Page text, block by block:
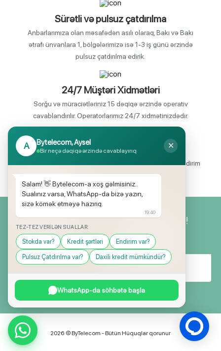
Sürətli və pulsuz çatdırılma
Anbarlarımıza olan məsafədən asılı olaraq, Bakı və Bakı
ətrafı ünvanlara 1, bölgələrimizə isə 1-3 iş günü ərzində
pulsuz çatdırılma edirik.
24/7 Müştəri Xidmətləri
Sorğu və müraciətləriniz 15 dəqiqə ərzində operativ
cavablandırılır. Operatorlarımız 24/7 xidmətinizdədir.
Endirimli məhsul seçimi
Mağazalarımızda mütəmadi olaraq, yüksək məbləğli endirim
və hədiyyə kampaniyaları keçirilir.
Yeniliklərimizdən ilk siz xəbərdar olun!
2026 © ByTelecom - Bütün Hüquqlar qorunur
A Bytelecom, Aysel
Bir neçə dəqiqə ərzində cavablayırıq
✕
Salam! 👋 Bytelecom-a xoş gəlmisiniz.
Sualınız varsa, WhatsApp-da bizə yazın,
sizə kömək etməyə hazırıq.
19:40
TEZ-TEZ VERILƏN SUALLAR:
Stokda var? Kredit şərtləri Endirim var?
Pulsuz Çatdırılma var? Daxili kredit mümkündür?
WhatsApp-da söhbətə başla